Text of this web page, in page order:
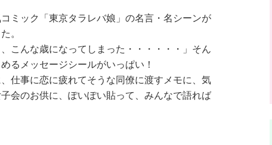
ミック「東京タラレバ娘」の名言・名シーンが
。
こんな歳になってしまった・・・・・・」そん
るメッセージシールがいっぱい！
仕事に恋に疲れてそうな同僚に渡すメモに、気
会のお供に、ぽいぽい貼って、みんなで語れば